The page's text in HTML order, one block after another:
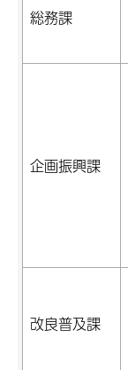
総務課
企画振興課
改良普及課